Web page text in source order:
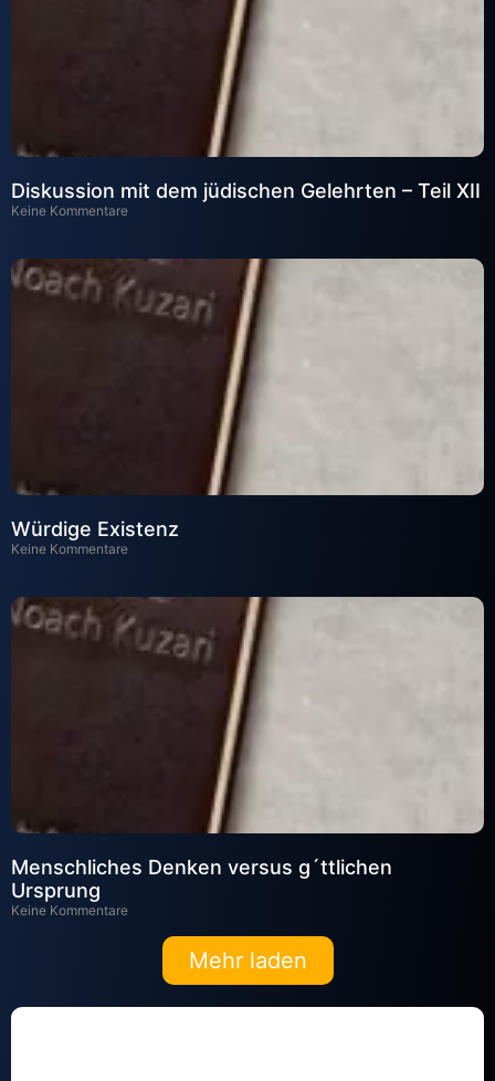
Diskussion mit dem jüdischen Gelehrten – Teil XII
Keine Kommentare
Würdige Existenz
Keine Kommentare
Menschliches Denken versus g´ttlichen
Ursprung
Keine Kommentare
Mehr laden